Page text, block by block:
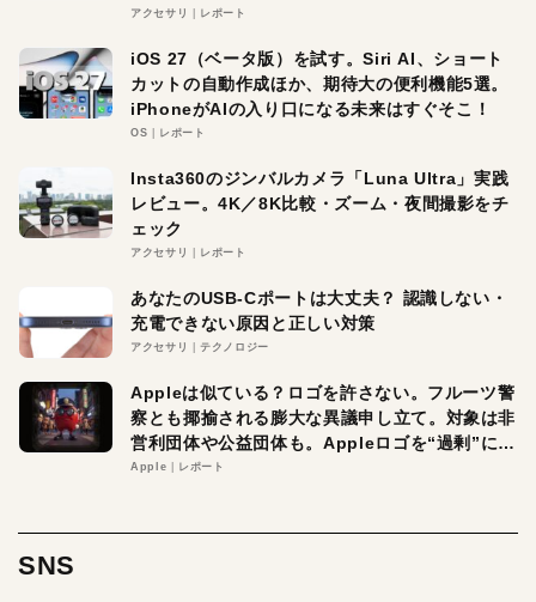
アクセサリ レポート
iOS 27（ベータ版）を試す。Siri AI、ショート
カットの自動作成ほか、期待大の便利機能5選。
iPhoneがAIの入り口になる未来はすぐそこ！
OS レポート
Insta360のジンバルカメラ「Luna Ultra」実践
レビュー。4K／8K比較・ズーム・夜間撮影をチ
ェック
アクセサリ レポート
あなたのUSB-Cポートは大丈夫？ 認識しない・
充電できない原因と正しい対策
アクセサリ テクノロジー
Appleは似ている？ロゴを許さない。フルーツ警
察とも揶揄される膨大な異議申し立て。対象は非
営利団体や公益団体も。Appleロゴを“過剰”に守
る理由とは
Apple レポート
SNS